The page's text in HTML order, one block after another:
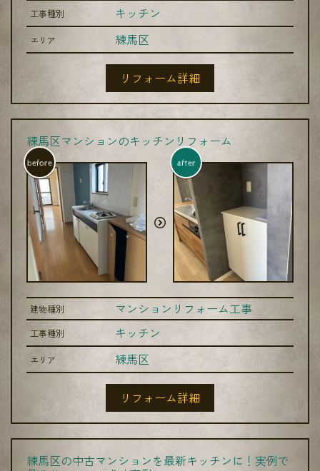
工事種別 キッチン
エリア 練馬区
リフォーム詳細
練馬区マンションのキッチンリフォーム
before after
建物種別 マンションリフォーム工事
工事種別 キッチン
エリア 練馬区
リフォーム詳細
練馬区の中古マンションを最新キッチンに！実例で